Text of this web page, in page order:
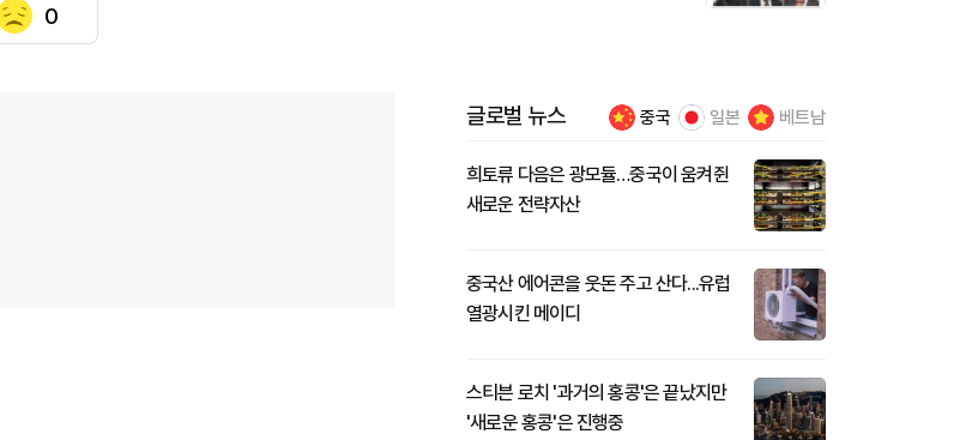
0
글로벌 뉴스 중국 일본 베트남
희토류 다음은 광모듈…중국이 움켜쥔
새로운 전략자산
중국산 에어콘을 웃돈 주고 산다...유럽
열광시킨 메이디
스티븐 로치 '과거의 홍콩'은 끝났지만
'새로운 홍콩'은 진행중